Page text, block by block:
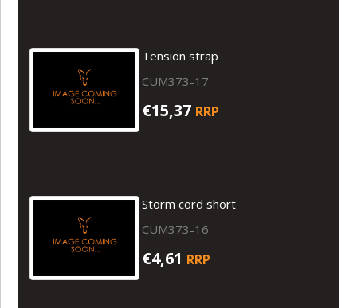
Tension strap
CUM373-17
€15,37 RRP
Storm cord short
CUM373-16
€4,61 RRP